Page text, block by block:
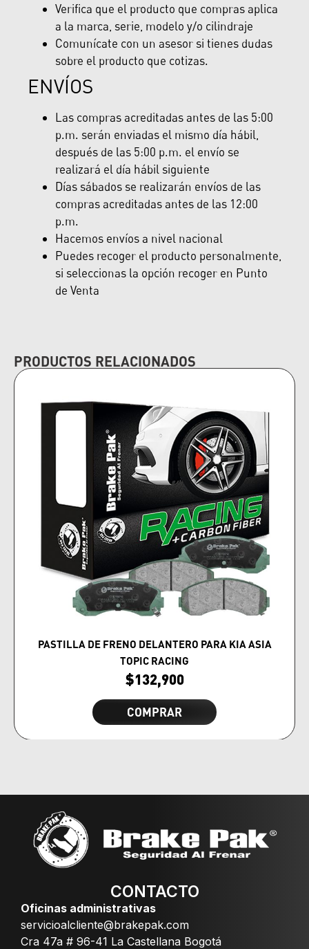
Verifica que el producto que compras aplica
a la marca, serie, modelo y/o cilindraje
Comunícate con un asesor si tienes dudas
sobre el producto que cotizas.
ENVÍOS
Las compras acreditadas antes de las 5:00
p.m. serán enviadas el mismo día hábil,
después de las 5:00 p.m. el envío se
realizará el día hábil siguiente
Días sábados se realizarán envíos de las
compras acreditadas antes de las 12:00
p.m.
Hacemos envíos a nivel nacional
Puedes recoger el producto personalmente,
si seleccionas la opción recoger en Punto
de Venta
PRODUCTOS RELACIONADOS
PASTILLA DE FRENO DELANTERO PARA KIA ASIA
TOPIC RACING
$132,900
COMPRAR
CONTACTO
Oficinas administrativas
servicioalcliente@brakepak.com
Cra 47a # 96-41 La Castellana Bogotá